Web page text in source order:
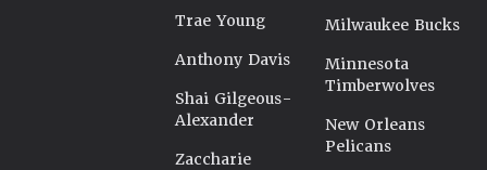
Trae Young
Anthony Davis
Shai Gilgeous-
Alexander
Zaccharie
Milwaukee Bucks
Minnesota
Timberwolves
New Orleans
Pelicans